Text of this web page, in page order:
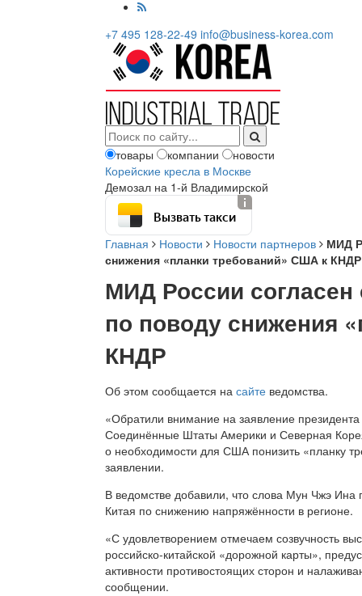
+7 495 128-22-49 info@business-korea.com
товары компании
новости
Корейские кресла в Москве
Демозал на 1-й Владимирской
Вызвать такси
Главная Новости Новости партнеров
МИД
снижения «планки требований» США к КНДР
МИД России
по поводу снижения
КНДР
Об этом сообщается на сайте ведомства.
«Обратили внимание на заявление
Соединённые Штаты Америки и Северная
о необходимости для США понизить «планку
заявлении.
В ведомстве добавили, что слова Мун Чжэ
Китая по снижению напряжённости в регионе.
«С удовлетворением отмечаем созвучность
российско-китайской «дорожной карты»,
активности противостоящих сторон и
сообщении.